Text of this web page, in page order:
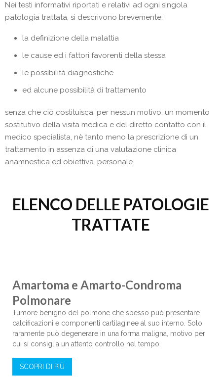
Nei testi informativi riportati e relativi ad ogni singola
patologia trattata, si descrivono brevemente:
la definizione della malattia
le cause ed i fattori favorenti della stessa
le possibilità diagnostiche
ed alcune possibilità di trattamento
senza che ciò costituisca, per nessun motivo, un momento
sostitutivo della visita medica e del diretto contatto con il
medico specialista, nè tanto meno la prescrizione di un
trattamento in assenza di una valutazione clinica
anamnestica ed obiettiva. personale.
ELENCO DELLE PATOLOGIE
TRATTATE
Amartoma e Amarto-Condroma
Polmonare
Tumore benigno del polmone che spesso può presentare
calcificazioni e componenti cartilaginee al suo interno. Solo
raramente può degenerare in una forma maligna, motivo per
cui si consiglia un attento controllo nel tempo.
SCOPRI DI PIÙ